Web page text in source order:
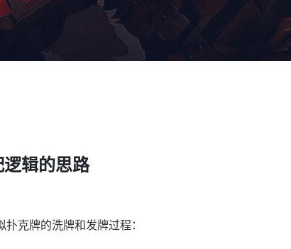
辑的思路
克牌的洗牌和发牌过程：